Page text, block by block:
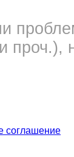
соглашение